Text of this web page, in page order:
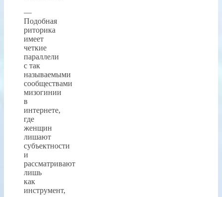
—
Подобная
риторика
имеет
четкие
параллели
с так
называемыми
сообществами
мизогинии
в
интернете,
где
женщин
лишают
субъектности
и
рассматривают
лишь
как
инструмент,